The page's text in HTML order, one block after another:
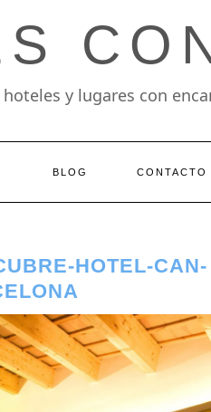
hoteles y lugares con
BLOG CONTACTO
HOTEL-CAN-